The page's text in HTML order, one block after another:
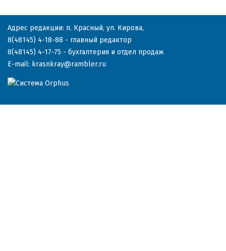
Адрес редакции: п. Красный, ул. Кирова,
8(48145) 4-18-88 - главный редактор
8(48145) 4-17-75 - бухгалтерия и отдел продаж
E-mail: krasnkray@rambler.ru